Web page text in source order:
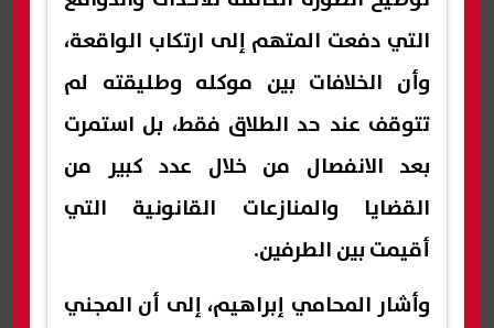
التي دفعت المتهم إلى ارتكاب الواقعة،
وأن الخلافات بين موكله وطليقته لم
تتوقف عند حد الطلاق فقط، بل استمرت
بعد الانفصال من خلال عدد كبير من
القضايا والمنازعات القانونية التي
أقيمت بين الطرفين.
وأشار المحامي إبراهيم، إلى أن المجني